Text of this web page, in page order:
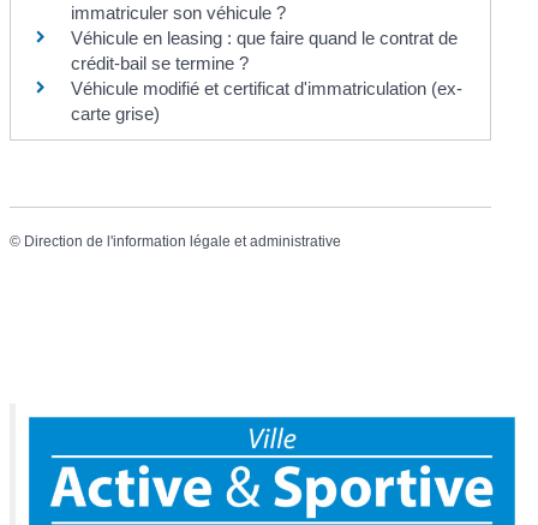
immatriculer son véhicule ?
Véhicule en leasing : que faire quand le contrat de
crédit-bail se termine ?
Véhicule modifié et certificat d'immatriculation (ex-
carte grise)
© Direction de l'information légale et administrative